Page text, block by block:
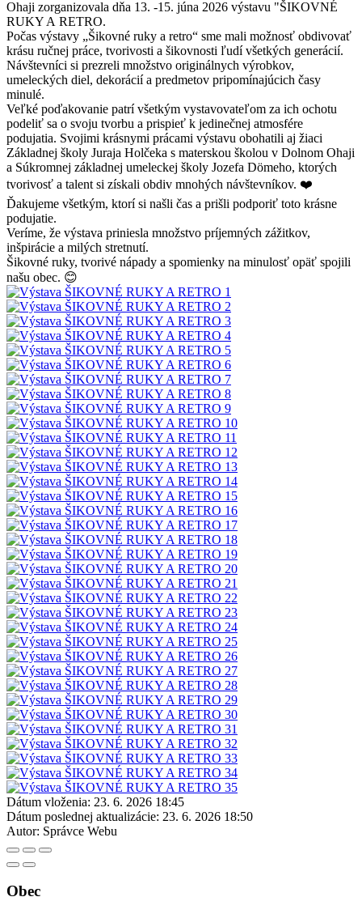
Ohaji zorganizovala dňa 13. -15. júna 2026 výstavu "ŠIKOVNÉ
RUKY A RETRO.
Počas výstavy „Šikovné ruky a retro“ sme mali možnosť obdivovať
krásu ručnej práce, tvorivosti a šikovnosti ľudí všetkých generácií.
Návštevníci si prezreli množstvo originálnych výrobkov,
umeleckých diel, dekorácií a predmetov pripomínajúcich časy
minulé.
Veľké poďakovanie patrí všetkým vystavovateľom za ich ochotu
podeliť sa o svoju tvorbu a prispieť k jedinečnej atmosfére
podujatia. Svojimi krásnymi prácami výstavu obohatili aj žiaci
Základnej školy Juraja Holčeka s materskou školou v Dolnom Ohaji
a Súkromnej základnej umeleckej školy Jozefa Dömeho, ktorých
tvorivosť a talent si získali obdiv mnohých návštevníkov. ❤️
Ďakujeme všetkým, ktorí si našli čas a prišli podporiť toto krásne
podujatie.
Veríme, že výstava priniesla množstvo príjemných zážitkov,
inšpirácie a milých stretnutí.
Šikovné ruky, tvorivé nápady a spomienky na minulosť opäť spojili
našu obec. 😊
Dátum vloženia: 23. 6. 2026 18:45
Dátum poslednej aktualizácie: 23. 6. 2026 18:50
Autor: Správce Webu
Obec